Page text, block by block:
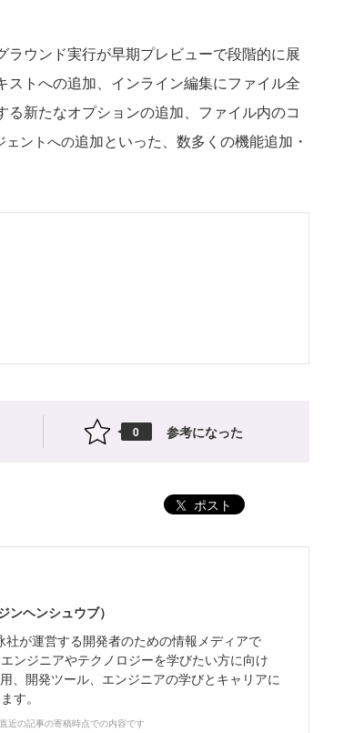
ウンド実行が早期プレビューで段階的に展
トへの追加、インライン編集にファイル全
新たなオプションの追加、ファイル内のコ
ェントへの追加といった、数多くの機能追加・
0 参考になった
ポスト
ヘンシュウブ）
が運営する開発者のための情報メディアで
ンジニアやテクノロジーを学びたい方に向け
、開発ツール、エンジニアの学びとキャリアに
す。
近の記事の寄稿時点での内容です